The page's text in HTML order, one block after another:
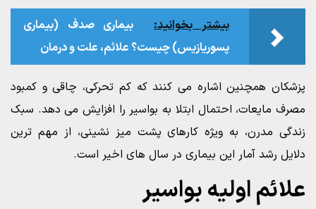
بیشتر بخوانید:
بیماری صدف (بیماری
پسوریازیس) چیست؟ علائم، علت و درمان
پزشکان همچنین اشاره می کنند که کم تحرکی، چاقی و کمبود
مصرف مایعات، احتمال ابتلا به بواسیر را افزایش می دهد. سبک
زندگی مدرن، به ویژه کارهای پشت میز نشینی، از مهم ترین
دلایل رشد آمار این بیماری در سال های اخیر است.
علائم اولیه بواسیر